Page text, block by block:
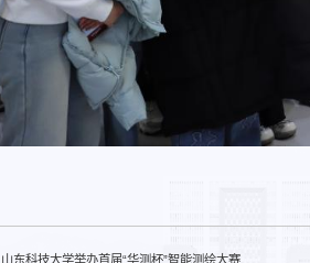
山东科技大学举办首届“华测杯”智能测绘大赛